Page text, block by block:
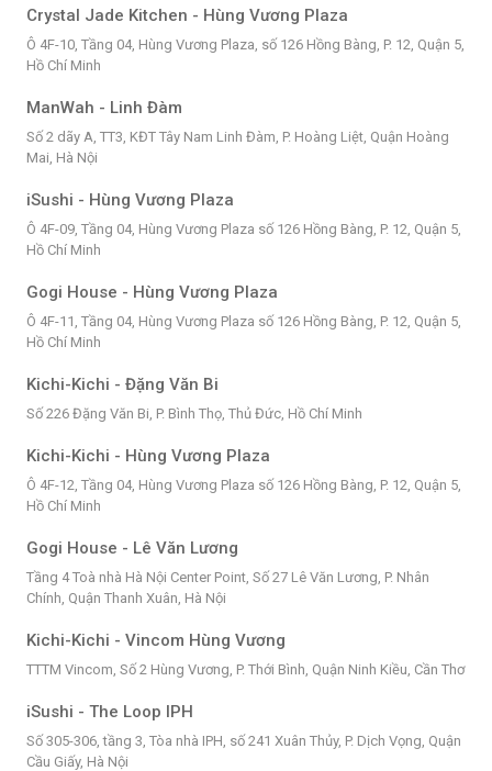
Crystal Jade Kitchen - Hùng Vương Plaza
Ô 4F-10, Tầng 04, Hùng Vương Plaza, số 126 Hồng Bàng, P. 12, Quận 5,
Hồ Chí Minh
ManWah - Linh Đàm
Số 2 dãy A, TT3, KĐT Tây Nam Linh Đàm, P. Hoàng Liệt, Quận Hoàng
Mai, Hà Nội
iSushi - Hùng Vương Plaza
Ô 4F-09, Tầng 04, Hùng Vương Plaza số 126 Hồng Bàng, P. 12, Quận 5,
Hồ Chí Minh
Gogi House - Hùng Vương Plaza
Ô 4F-11, Tầng 04, Hùng Vương Plaza số 126 Hồng Bàng, P. 12, Quận 5,
Hồ Chí Minh
Kichi-Kichi - Đặng Văn Bi
Số 226 Đặng Văn Bi, P. Bình Thọ, Thủ Đức, Hồ Chí Minh
Kichi-Kichi - Hùng Vương Plaza
Ô 4F-12, Tầng 04, Hùng Vương Plaza số 126 Hồng Bàng, P. 12, Quận 5,
Hồ Chí Minh
Gogi House - Lê Văn Lương
Tầng 4 Toà nhà Hà Nội Center Point, Số 27 Lê Văn Lương, P. Nhân
Chính, Quận Thanh Xuân, Hà Nội
Kichi-Kichi - Vincom Hùng Vương
TTTM Vincom, Số 2 Hùng Vương, P. Thới Bình, Quận Ninh Kiều, Cần Thơ
iSushi - The Loop IPH
Số 305-306, tầng 3, Tòa nhà IPH, số 241 Xuân Thủy, P. Dịch Vọng, Quận
Cầu Giấy, Hà Nội